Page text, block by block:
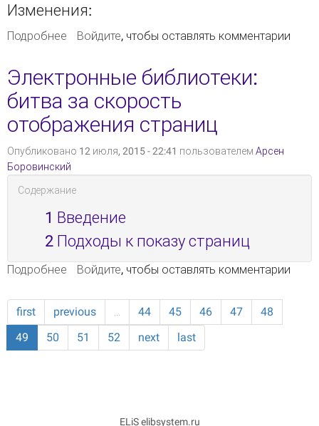
Изменения:
Подробнее о Релиз ELiS 0.18.0
Войдите, чтобы оставлять комментарии
Электронные библиотеки:
битва за скорость
отображения страниц
Опубликовано 12 июля, 2015 - 22:41 пользователем Арсен
Боровинский
Содержание
1 Введение
2 Подходы к показу страниц
Подробнее о Электронные библиотеки: битва за скорость
Войдите, чтобы оставлять комментарии
first previous … 44 45 46 47
48
49
50 51 52 next last
ELiS elibsystem.ru